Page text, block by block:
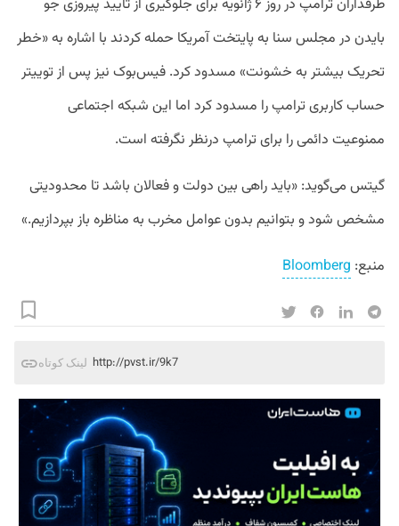
طرفداران ترامپ در روز ۶ ژانویه برای جلوگیری از تایید پیروزی جو
بایدن در مجلس سنا به پایتخت آمریکا حمله کردند با اشاره به «خطر
تحریک بیشتر به خشونت» مسدود کرد. فیس‌بوک نیز پس از توییتر
حساب کاربری ترامپ را مسدود کرد اما این شبکه اجتماعی
ممنوعیت دائمی را برای ترامپ درنظر نگرفته است.
گیتس می‌گوید: «باید راهی بین دولت و فعالان باشد تا محدودیتی
مشخص شود و بتوانیم بدون عوامل مخرب به مناظره باز بپردازیم.»
منبع: Bloomberg
لینک کوتاه http://pvst.ir/9k7